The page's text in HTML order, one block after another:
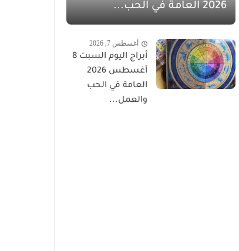
2026 العامة في الحب...
أغسطس 7, 2026
أبراج اليوم السبت 8
أغسطس 2026
العامة في الحب
والعمل...